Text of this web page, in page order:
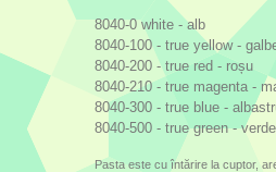
8040-0 white - alb
8040-100 - true yellow -
8040-200 - true red - roșu
8040-210 - true magenta -
8040-300 - true blue -
8040-500 - true green - verde
Pasta este cu întărire la cuptor,